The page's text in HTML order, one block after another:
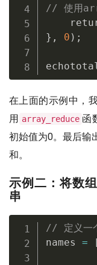
// 使用
} , 0 ) ;
在上面的示例中，
用 array_reduce 函
初始值为0。最后输
和。
示例二：将数
串
// 定义一
names =